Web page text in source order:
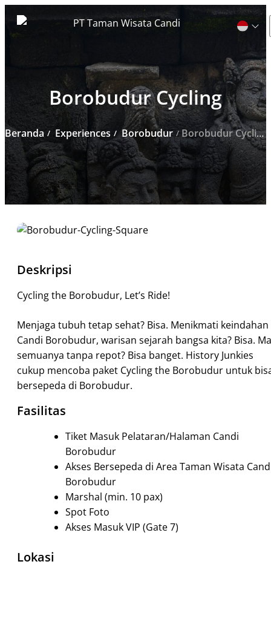
untuk:Borobudur Cycling
Beranda Experiences Borobudur Borobudur Cycling
Deskripsi
Cycling the Borobudur, Let’s Ride!
Menjaga tubuh tetap sehat? Bisa. Menikmati keindahan
Candi Borobudur, warisan sejarah bangsa kita? Bisa.
semuanya tanpa repot? Bisa banget. History Junkies
cukup mencoba paket Cycling the Borobudur untuk
bersepeda di Borobudur.
Fasilitas
Tiket Masuk Pelataran/Halaman Candi
Borobudur
Akses Bersepeda di Area Taman Wisata
Borobudur
Marshal (min. 10 pax)
Spot Foto
Akses Masuk VIP (Gate 7)
Lokasi